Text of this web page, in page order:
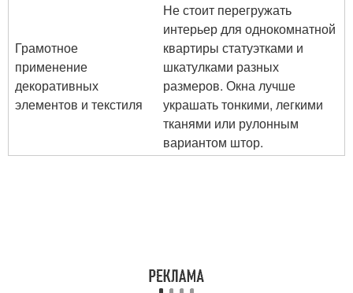
Грамотное
применение
декоративных
элементов и текстиля
Не стоит перегружать
интерьер для однокомнатной
квартиры статуэтками и
шкатулками разных
размеров. Окна лучше
украшать тонкими, легкими
тканями или рулонным
вариантом штор.